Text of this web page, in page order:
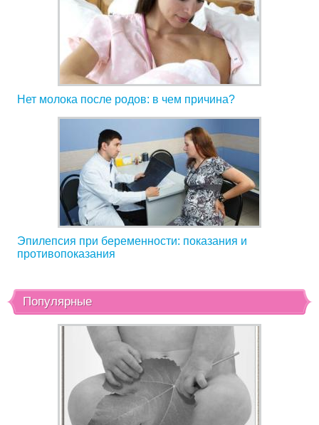
Нет молока после родов: в чем причина?
Эпилепсия при беременности: показания и
противопоказания
Популярные